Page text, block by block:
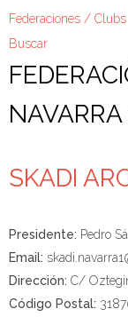
Federaciones / Clubs
Buscar
SKADI
Presidente: Pedro
Email:
Dirección: C/
Código Postal: